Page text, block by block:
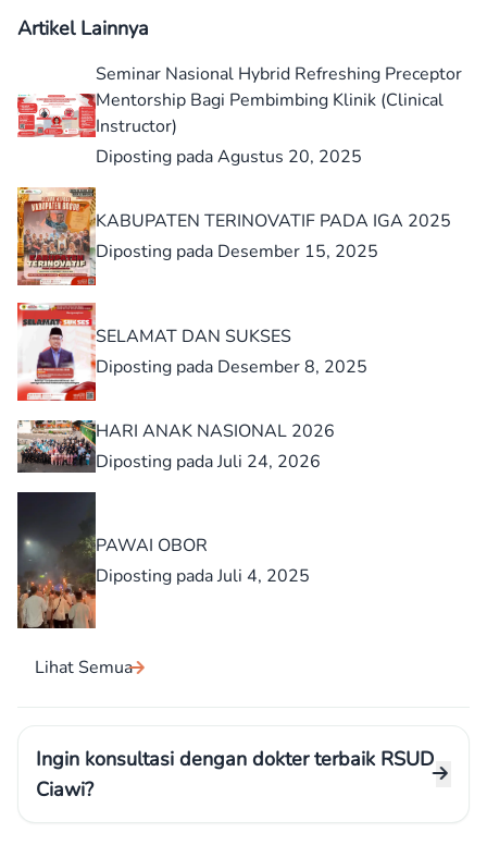
Artikel Lainnya
Seminar Nasional Hybrid Refreshing Preceptor
Mentorship Bagi Pembimbing Klinik (Clinical
Instructor)
Diposting pada Agustus 20, 2025
KABUPATEN TERINOVATIF PADA IGA 2025
Diposting pada Desember 15, 2025
SELAMAT DAN SUKSES
Diposting pada Desember 8, 2025
HARI ANAK NASIONAL 2026
Diposting pada Juli 24, 2026
PAWAI OBOR
Diposting pada Juli 4, 2025
Lihat Semua
Ingin konsultasi dengan dokter terbaik RSUD
Ciawi?